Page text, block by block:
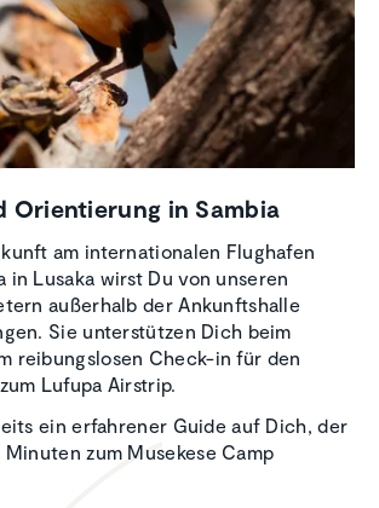
Orien­tie­rung in Sambia
am internationalen Flughafen
in Lusaka wirst Du von unseren
außerhalb der Ankunftshalle
Sie unterstützen Dich beim
reibungslosen Check-in für den
Lufupa Airstrip.
ein erfahrener Guide auf Dich, der
zum Musekese Camp